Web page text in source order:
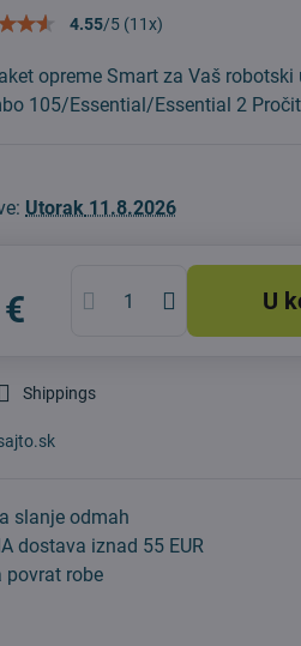
4.55/5 (11x)
opreme Smart za Vaš
105/Essential/Essential 2
Utorak 11.8.2026
Shippings
slanje odmah
dostava iznad 55 EUR
povrat robe